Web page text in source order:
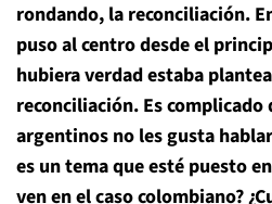
rondando, la reconciliación.
puso al centro desde el
hubiera verdad estaba
reconciliación. Es complicado
argentinos no les gusta
es un tema que esté puesto
ven en el caso colombiano?